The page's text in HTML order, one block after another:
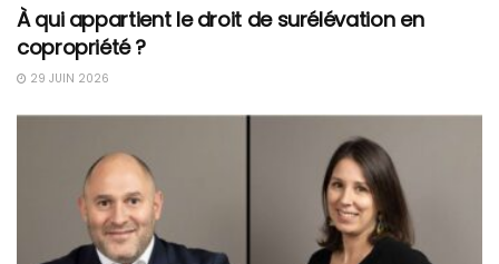
À qui appartient le droit de surélévation en
copropriété ?
29 JUIN 2026